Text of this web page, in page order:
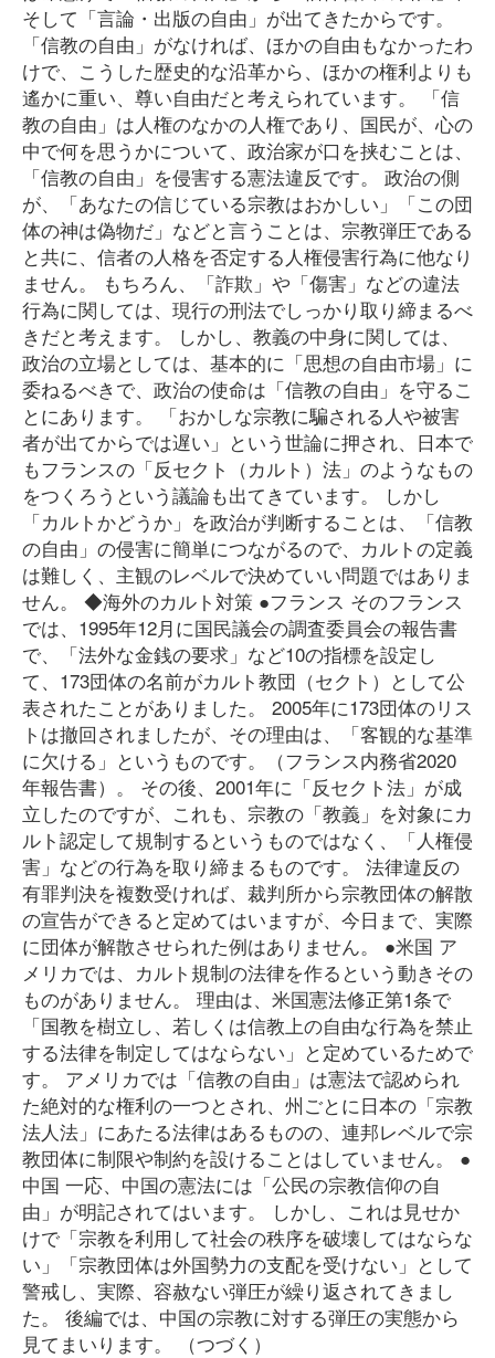
そして「言論・出版の自由」が出てきたからです。
「信教の自由」がなければ、ほかの自由もなかったわ
けで、こうした歴史的な沿革から、ほかの権利よりも
遙かに重い、尊い自由だと考えられています。 「信
教の自由」は人権のなかの人権であり、国民が、心の
中で何を思うかについて、政治家が口を挟むことは、
「信教の自由」を侵害する憲法違反です。 政治の側
が、「あなたの信じている宗教はおかしい」「この団
体の神は偽物だ」などと言うことは、宗教弾圧である
と共に、信者の人格を否定する人権侵害行為に他なり
ません。 もちろん、「詐欺」や「傷害」などの違法
行為に関しては、現行の刑法でしっかり取り締まるべ
きだと考えます。 しかし、教義の中身に関しては、
政治の立場としては、基本的に「思想の自由市場」に
委ねるべきで、政治の使命は「信教の自由」を守るこ
とにあります。 「おかしな宗教に騙される人や被害
者が出てからでは遅い」という世論に押され、日本で
もフランスの「反セクト（カルト）法」のようなもの
をつくろうという議論も出てきています。 しかし
「カルトかどうか」を政治が判断することは、「信教
の自由」の侵害に簡単につながるので、カルトの定義
は難しく、主観のレベルで決めていい問題ではありま
せん。 ◆海外のカルト対策 ●フランス そのフランス
では、1995年12月に国民議会の調査委員会の報告書
で、「法外な金銭の要求」など10の指標を設定し
て、173団体の名前がカルト教団（セクト）として公
表されたことがありました。 2005年に173団体のリス
トは撤回されましたが、その理由は、「客観的な基準
に欠ける」というものです。（フランス内務省2020
年報告書）。 その後、2001年に「反セクト法」が成
立したのですが、これも、宗教の「教義」を対象にカ
ルト認定して規制するというものではなく、「人権侵
害」などの行為を取り締まるものです。 法律違反の
有罪判決を複数受ければ、裁判所から宗教団体の解散
の宣告ができると定めてはいますが、今日まで、実際
に団体が解散させられた例はありません。 ●米国 ア
メリカでは、カルト規制の法律を作るという動きその
ものがありません。 理由は、米国憲法修正第1条で
「国教を樹立し、若しくは信教上の自由な行為を禁止
する法律を制定してはならない」と定めているためで
す。 アメリカでは「信教の自由」は憲法で認められ
た絶対的な権利の一つとされ、州ごとに日本の「宗教
法人法」にあたる法律はあるものの、連邦レベルで宗
教団体に制限や制約を設けることはしていません。 ●
中国 一応、中国の憲法には「公民の宗教信仰の自
由」が明記されてはいます。 しかし、これは見せか
けで「宗教を利用して社会の秩序を破壊してはならな
い」「宗教団体は外国勢力の支配を受けない」として
警戒し、実際、容赦ない弾圧が繰り返されてきまし
た。 後編では、中国の宗教に対する弾圧の実態から
見てまいります。 （つづく）